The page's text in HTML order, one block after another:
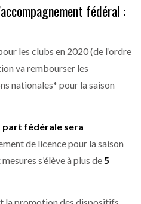
fédéral :
les clubs en 2020 (de l’ordre
va rembourser les
nationales* pour la saison
part fédérale sera
de licence pour la saison
s’élève à plus de5